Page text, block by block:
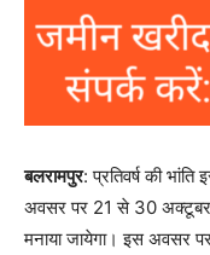
बलरामपुर: प्रतिवर्ष की
अवसर पर 21 से 30
मनाया जायेगा। इस अवसर